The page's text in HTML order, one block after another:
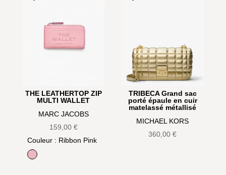
THE LEATHERTOP ZIP
MULTI WALLET
MARC JACOBS
159,00 €
Couleur : Ribbon Pink
Ribbon Pink
TRIBECA Grand sac
porté épaule en cuir
matelassé métallisé
MICHAEL KORS
360,00€